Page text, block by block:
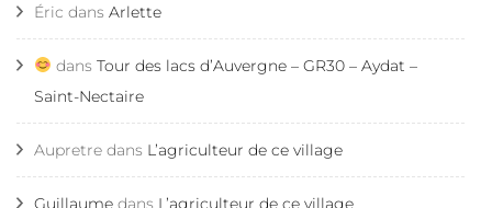
Éric dans Arlette
dans Tour des lacs d’Auvergne – GR30 – Aydat –
Saint-Nectaire
Aupretre dans L’agriculteur de ce village
Guillaume dans L’agriculteur de ce village